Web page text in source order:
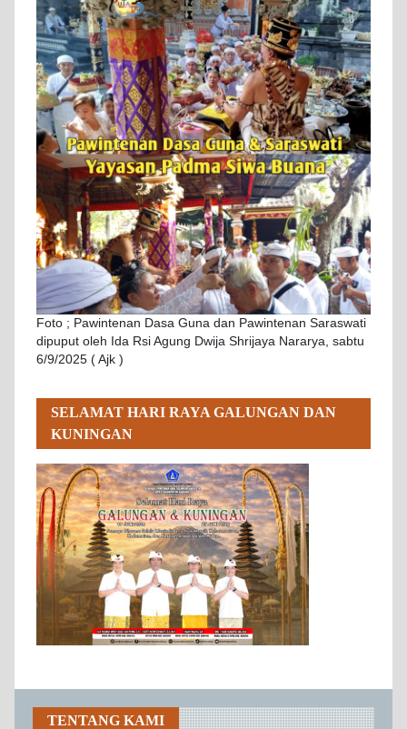
Foto ; Pawintenan Dasa Guna dan Pawintenan Saraswati
dipuput oleh Ida Rsi Agung Dwija Shrijaya Nararya, sabtu
6/9/2025 ( Ajk )
SELAMAT HARI RAYA GALUNGAN DAN
KUNINGAN
TENTANG KAMI